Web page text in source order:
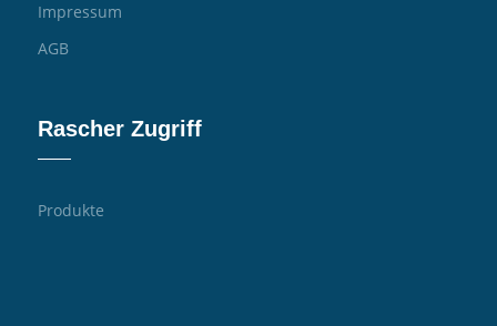
Impressum
AGB
Rascher Zugriff
Produkte